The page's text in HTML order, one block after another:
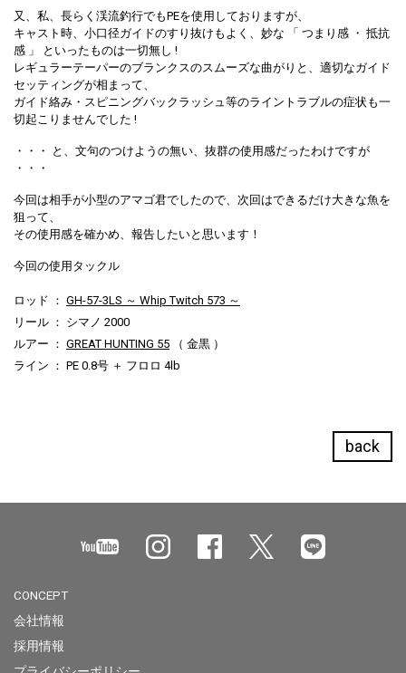
又、私、長らく渓流釣行でもPEを使用しておりますが、
キャスト時、小口径ガイドのすり抜けもよく、妙な 「 つまり感 ・ 抵抗
感 」 といったものは一切無し !
レギュラーテーパーのブランクスのスムーズな曲がりと、適切なガイド
セッティングが相まって、
ガイド絡み・スピニングバックラッシュ等のライントラブルの症状も一
切起こりませんでした !
・・・ と、文句のつけようの無い、抜群の使用感だったわけですが
・・・
今回は相手が小型のアマゴ君でしたので、次回はできるだけ大きな魚を
狙って、
その使用感を確かめ、報告したいと思います！
今回の使用タックル
ロッド ： GH-57-3LS ～ Whip Twitch 573 ～
リール ： シマノ 2000
ルアー ： GREAT HUNTING 55 （ 金黒 ）
ライン ： PE 0.8号 ＋ フロロ 4lb
back
CONCEPT
会社情報
採用情報